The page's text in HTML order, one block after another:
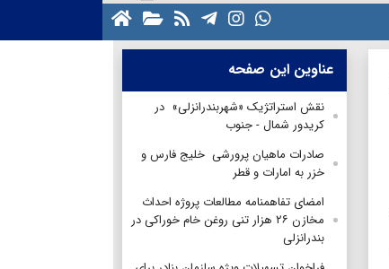
عناوین این صفحه
نقش استراتژیک «شهربندرانزلی» در
کریدور شمال - جنوب
صادرات ماهیان پرورشی خلیج فارس و
خزر به امارات و قطر
امضای تفاهمنامه مطالعات پروژه احداث
مخازن ۲۶ هزار تنی روغن خام خوراکی در
بندرانزلی